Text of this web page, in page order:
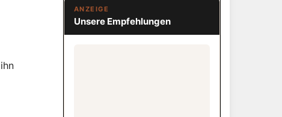
ANZEIGE
Unsere Empfehlungen